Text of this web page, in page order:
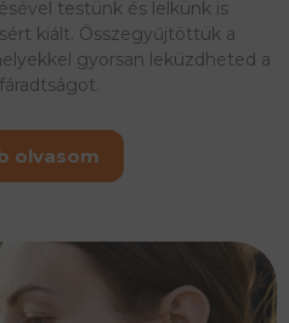
testünk és lelkünk is
kiált. Összegyűjtöttük a
gyorsan leküzdheted a
olvasom